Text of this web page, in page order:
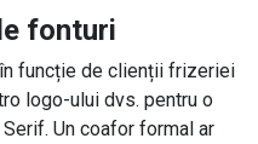
fonturi
funcție de clienții frizeriei
logo-ului dvs. pentru o
Un coafor formal ar